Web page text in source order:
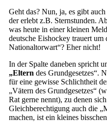
Geht das? Nun, ja, es gibt
der erlebt z.B. Sternstunden.
was heute in einer kleinen
deutsche Eishockey trauert um
Nationaltorwart“? Eher nicht!
In der Spalte daneben spricht
„Eltern des Grundgesetzes“.
für eine gewisse Schlichtheit
„Vätern des Grundgesetzes“
Rat gerne nennt), zu denen
Gleichberechtigung auch die
machen, ist ein kleines